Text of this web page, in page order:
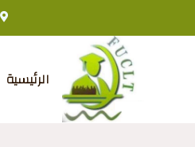
الرئيسية